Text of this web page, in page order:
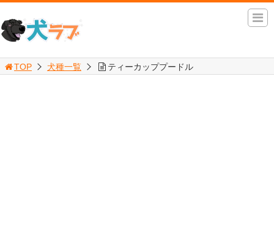
TOP 犬種一覧 ティーカッププードル